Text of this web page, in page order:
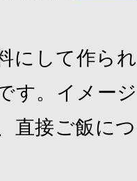
にして作ら
す。イメー
直接ご飯に